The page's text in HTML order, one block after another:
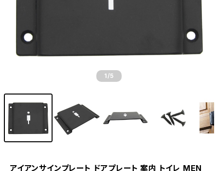
1 /5
アイアンサインプレート ドアプレート 案内 トイレ MEN